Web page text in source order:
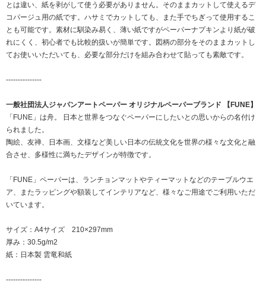
とは違い、紙を剥がして使う必要がありません。そのままカットして使えるデ
コパージュ用の紙です。ハサミでカットしても、また手でちぎって使用するこ
とも可能です。素材に馴染み易く、薄い紙ですがペーパーナプキンより紙が破
れにくく、初心者でも比較的扱いが簡単です。図柄の部分をそのままカットし
てお使いいただいても、必要な部分だけを組み合わせて貼っても素敵です。
---------------
一般社団法人ジャパンアートペーパー オリジナルペーパーブランド 【FUNE】
「FUNE」は舟。 日本と世界をつなぐペーパーにしたいとの思いからの名付け
られました。
陶絵、友禅、日本画、文様など美しい日本の伝統文化を世界の様々な文化と融
合させ、多様性に満ちたデザインが特徴です。
「FUNE」ペーパーは、ランチョンマットやティーマットなどのテーブルウエ
ア、またラッピングや額装してインテリアなど、様々なご用途でご利用いただ
いています。
サイズ：A4サイズ 210×297mm
厚み：30.5g/m2
紙：日本製 雲竜和紙
---------------